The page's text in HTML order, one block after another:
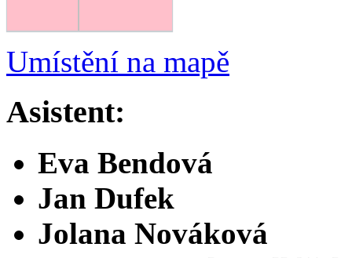
Umístění na mapě
Asistent:
Eva Bendová
Jan Dufek
Jolana Nováková